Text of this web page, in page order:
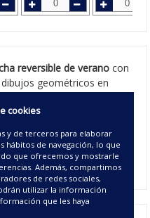
reversible de verano con
geométricos en
boutíque elijas incluye
de tu hogar al mejor
cookies
y de terceros para elaborar
hábitos de navegación, lo que
que ofrecemos y mostrarle
Además, compartimos
de redes sociales,
utilizar la información
que les haya